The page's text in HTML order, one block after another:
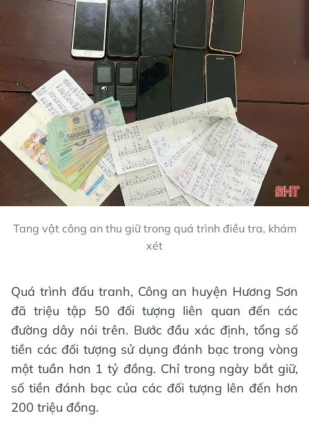
Tang vật công an thu giữ trong quá trình điều tra, khám
xét
Quá trình đấu tranh, Công an huyện Hương Sơn
đã triệu tập 50 đối tượng liên quan đến các
đường dây nói trên. Bước đầu xác định, tổng số
tiền các đối tượng sử dụng đánh bạc trong vòng
một tuần hơn 1 tỷ đồng. Chỉ trong ngày bắt giữ,
số tiền đánh bạc của các đối tượng lên đến hơn
200 triệu đồng.